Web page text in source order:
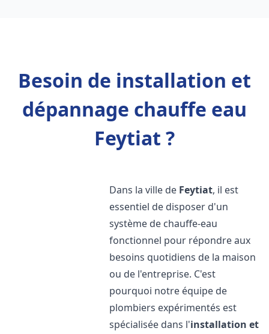
Besoin de installation et
dépannage chauffe eau
Feytiat ?
Dans la ville de Feytiat, il est
essentiel de disposer d'un
système de chauffe-eau
fonctionnel pour répondre aux
besoins quotidiens de la maison
ou de l'entreprise. C'est
pourquoi notre équipe de
plombiers expérimentés est
spécialisée dans l'installation et